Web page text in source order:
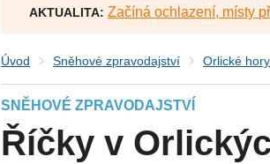
AKTUALITA: Začíná ochlazení, místy
Úvod Sněhové zpravodajství Orlické hory
SNĚHOVÉ ZPRAVODAJSTVÍ
Říčky v